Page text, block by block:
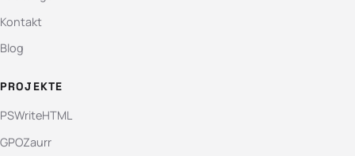
Kontakt
Blog
PROJEKTE
PSWriteHTML
GPOZaurr